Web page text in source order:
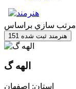
151 هنرمند ثبت شده
الهه گ
استان: اصفهان